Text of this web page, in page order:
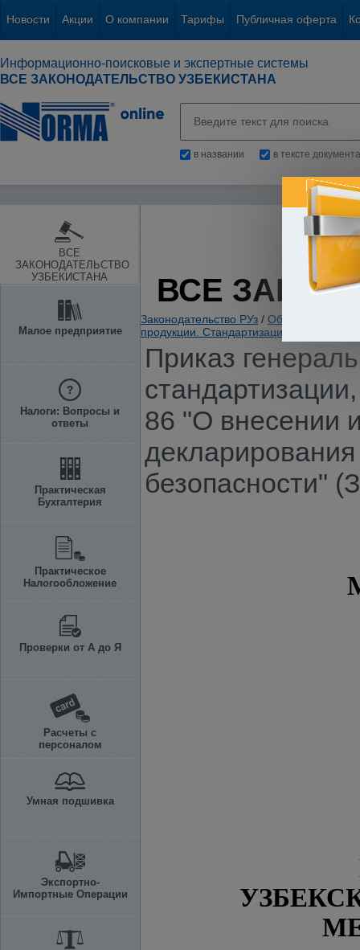
Новости Акции О компании Тарифы Публичная оферта
Информационно-поисковые и экспертные системы
ВСЕ ЗАКОНОДАТЕЛЬСТВО УЗБЕКИСТАНА
в названии в тексте документа
ВСЕ
ЗАКОНОДАТЕЛЬСТВО
УЗБЕКИСТАНА
Малое предприятие
Налоги: Вопросы и
ответы
Практическая
Бухгалтерия
Практическое
Налогообложение
Проверки от А до Я
Расчеты с
персоналом
Умная подшивка
Экспортно-
Импортные Операции
ВСЕ
Законодательство РУз / Общие вопросы
продукции. Стандартизация.
Приказ
86 "О внесении
безопасности"